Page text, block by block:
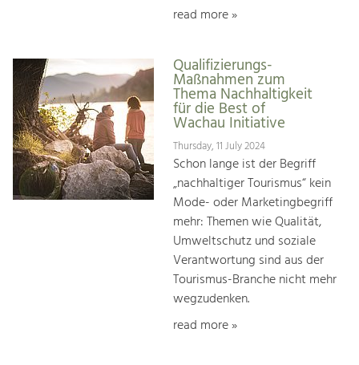
read more »
Qualifizierungs-
Maßnahmen zum
Thema Nachhaltigkeit
für die Best of
Wachau Initiative
Thursday, 11 July 2024
Schon lange ist der Begriff
„nachhaltiger Tourismus“ kein
Mode- oder Marketingbegriff
mehr: Themen wie Qualität,
Umweltschutz und soziale
Verantwortung sind aus der
Tourismus-Branche nicht mehr
wegzudenken.
read more »